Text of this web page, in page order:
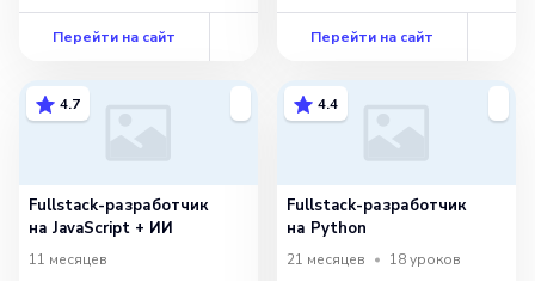
Перейти на сайт Перейти на сайт
4.7
Fullstack-разработчик
на JavaScript + ИИ
11 месяцев
4.4
Fullstack-разработчик
на Python
21 месяцев 18уроков